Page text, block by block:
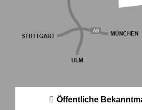
Öffentliche